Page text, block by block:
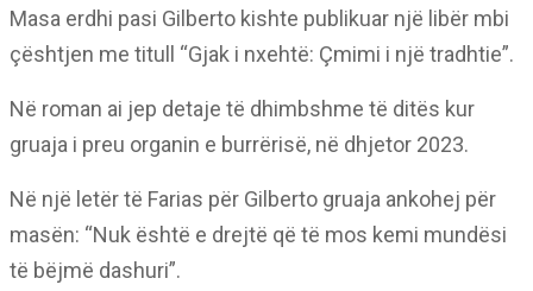
Masa erdhi pasi Gilberto kishte publikuar një libër mbi
çështjen me titull “Gjak i nxehtë: Çmimi i një tradhtie”.
Në roman ai jep detaje të dhimbshme të ditës kur
gruaja i preu organin e burrërisë, në dhjetor 2023.
Në një letër të Farias për Gilberto gruaja ankohej për
masën: “Nuk është e drejtë që të mos kemi mundësi
të bëjmë dashuri”.